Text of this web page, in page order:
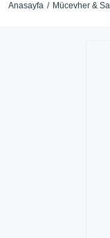
Anasayfa Mücevher &